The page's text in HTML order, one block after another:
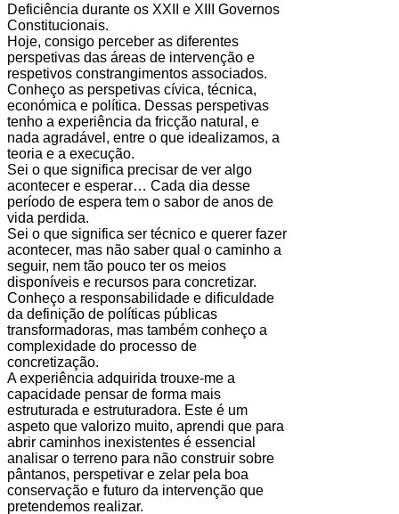
Deficiência durante os XXII e XIII Governos
Constitucionais.
Hoje, consigo perceber as diferentes
perspetivas das áreas de intervenção e
respetivos constrangimentos associados.
Conheço as perspetivas cívica, técnica,
económica e política. Dessas perspetivas
tenho a experiência da fricção natural, e
nada agradável, entre o que idealizamos, a
teoria e a execução.
Sei o que significa precisar de ver algo
acontecer e esperar… Cada dia desse
período de espera tem o sabor de anos de
vida perdida.
Sei o que significa ser técnico e querer fazer
acontecer, mas não saber qual o caminho a
seguir, nem tão pouco ter os meios
disponíveis e recursos para concretizar.
Conheço a responsabilidade e dificuldade
da definição de políticas públicas
transformadoras, mas também conheço a
complexidade do processo de
concretização.
A experiência adquirida trouxe-me a
capacidade pensar de forma mais
estruturada e estruturadora. Este é um
aspeto que valorizo muito, aprendi que para
abrir caminhos inexistentes é essencial
analisar o terreno para não construir sobre
pântanos, perspetivar e zelar pela boa
conservação e futuro da intervenção que
pretendemos realizar.